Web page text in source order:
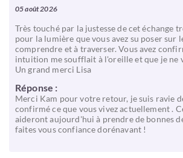
05 août 2026
Très touché par la justesse de cet échange
pour la lumière que vous avez su poser sur
comprendre et à traverser. Vous avez
intuition me soufflait à l'oreille et que je ne
Un grand merci Lisa
Réponse :
Merci Kam pour votre retour, je suis ravie
confirmé ce que vous vivez actuellement .
aideront aujourd'hui à prendre de bonnes
faites vous confiance dorénavant !